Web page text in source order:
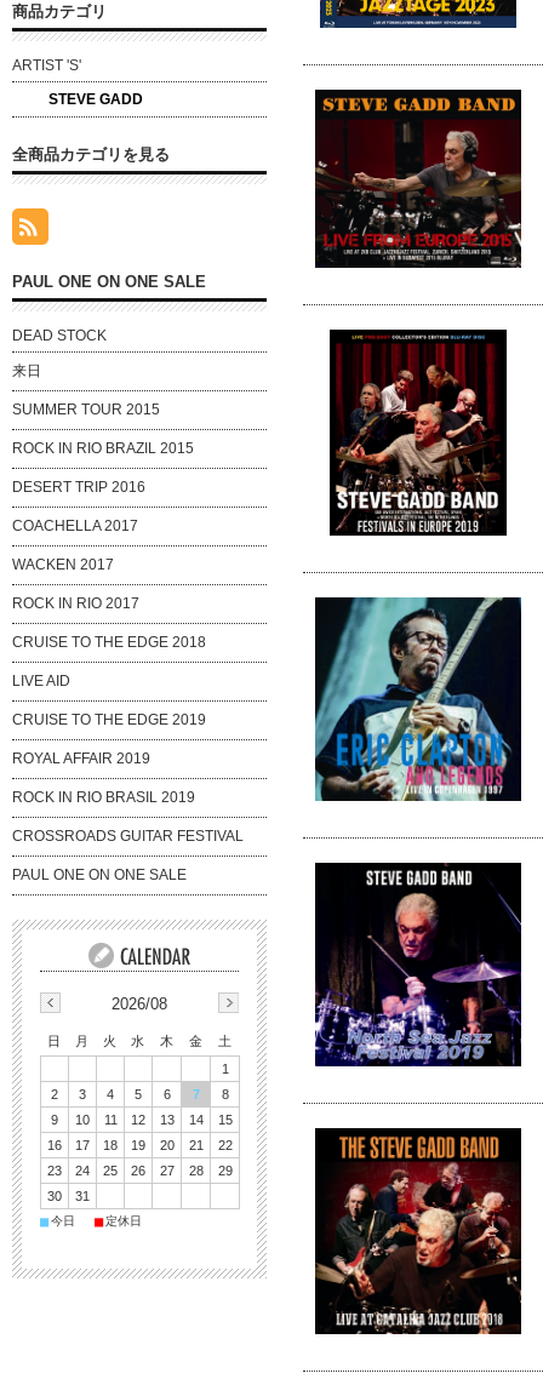
商品カテゴリ
ARTIST 'S'
STEVE GADD
全商品カテゴリを見る
PAUL ONE ON ONE SALE
DEAD STOCK
来日
SUMMER TOUR 2015
ROCK IN RIO BRAZIL 2015
DESERT TRIP 2016
COACHELLA 2017
WACKEN 2017
ROCK IN RIO 2017
CRUISE TO THE EDGE 2018
LIVE AID
CRUISE TO THE EDGE 2019
ROYAL AFFAIR 2019
ROCK IN RIO BRASIL 2019
CROSSROADS GUITAR FESTIVAL
PAUL ONE ON ONE SALE
2026/08
日 月 火 水 木 金
土
1
2
3 4 5 6 7
8
9
10 11 12 13 14
15
16
17 18 19 20 21
22
23
24 25 26 27 28
29
30
31
■今日 ■定休日